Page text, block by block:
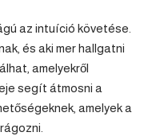
az intuíció követése.
és aki mer hallgatni
amelyekről
segít átmosni a
amelyek a